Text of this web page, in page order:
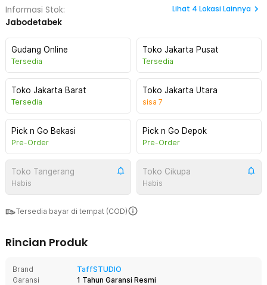
Informasi Stok:
Jabodetabek
Lihat 4 Lokasi Lainnya
Gudang Online
Tersedia
Toko Jakarta Pusat
Tersedia
Toko Jakarta Barat
Tersedia
Toko Jakarta Utara
sisa 7
Pick n Go Bekasi
Pre-Order
Pick n Go Depok
Pre-Order
Toko Tangerang
Habis
Toko Cikupa
Habis
Tersedia bayar di tempat (COD)
Rincian Produk
Brand
TaffSTUDIO
Garansi
1 Tahun Garansi Resmi